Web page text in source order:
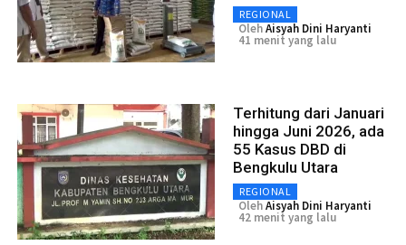
REGIONAL
OlehAisyah Dini Haryanti
41 menit yang lalu
Terhitung dari Januari
hingga Juni 2026, ada
55 Kasus DBD di
Bengkulu Utara
REGIONAL
OlehAisyah Dini Haryanti
42 menit yang lalu